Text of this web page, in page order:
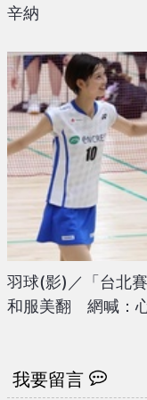
辛納
羽球(影)／「台北
和服美翻 網喊：
我要留言